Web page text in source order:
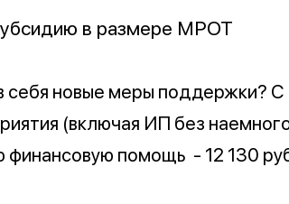
в размере МРОТ
себя новые меры поддержки? С
(включая ИП без
финансовую помощь - 12 130